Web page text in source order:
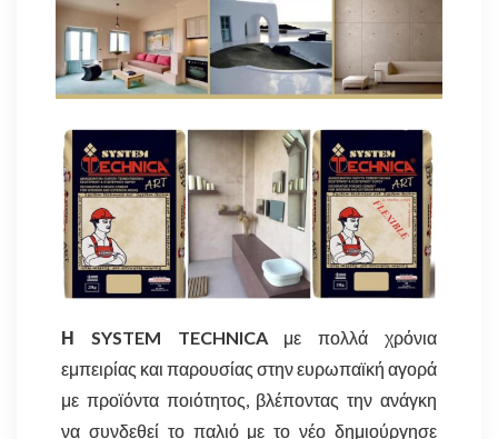
Η SYSTEM TECHNICAμε πολλά χρόνια
εμπειρίας και παρουσίας στην ευρωπαϊκή αγορά
με προϊόντα ποιότητος, βλέποντας την ανάγκη
να συνδεθεί το παλιό με το νέο δημιούργησε